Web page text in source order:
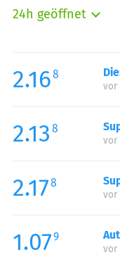
24h geöffnet
Mittwoch:
Donnerstag:
Samstag:
Sonntag:
2.168
vor
2.13 8
vor
2.178
vor
1.079
vor